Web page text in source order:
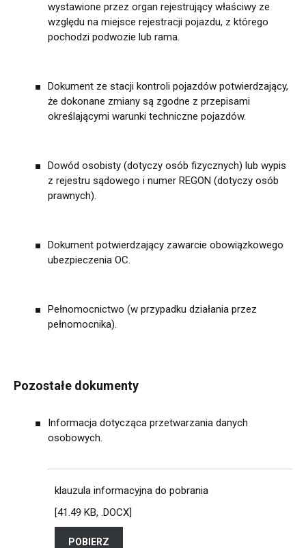
wystawione przez organ rejestrujący właściwy ze
względu na miejsce rejestracji pojazdu, z którego
pochodzi podwozie lub rama.
Dokument ze stacji kontroli pojazdów potwierdzający,
że dokonane zmiany są zgodne z przepisami
określającymi warunki techniczne pojazdów.
Dowód osobisty (dotyczy osób fizycznych) lub wypis
z rejestru sądowego i numer REGON (dotyczy osób
prawnych).
Dokument potwierdzający zawarcie obowiązkowego
ubezpieczenia OC.
Pełnomocnictwo (w przypadku działania przez
pełnomocnika).
Pozostałe dokumenty
Informacja dotycząca przetwarzania danych
osobowych.
klauzula informacyjna do pobrania
[41.49 KB, .DOCX]
POBIERZ